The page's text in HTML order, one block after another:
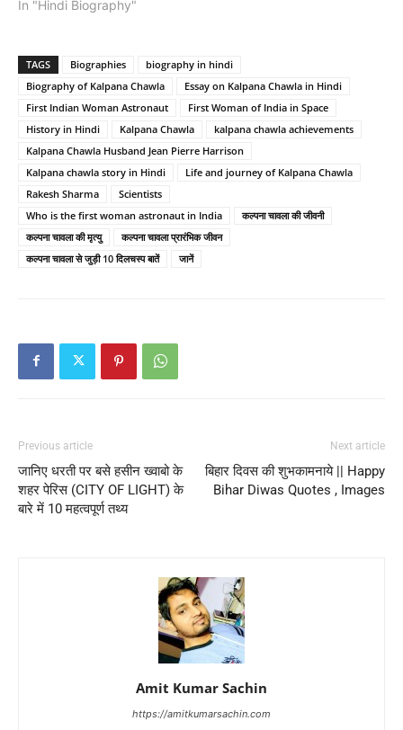
In "Hindi Biography"
TAGS Biographies
biography in hindi
Biography of Kalpana Chawla
Essay on Kalpana Chawla in Hindi
First Indian Woman Astronaut
First Woman of India in Space
History in Hindi
Kalpana Chawla
kalpana chawla achievements
Kalpana Chawla Husband Jean Pierre Harrison
Kalpana chawla story in Hindi
Life and journey of Kalpana Chawla
Rakesh Sharma
Scientists
Who is the first woman astronaut in India
कल्पना चावला की जीवनी
कल्पना चावला की मृत्यु
कल्पना चावला प्रारंभिक जीवन
कल्पना चावला से जुड़ी 10 दिलचस्प बातें
जानें
Previous article
जानिए धरती पर बसे हसीन ख्वाबो के
शहर पेरिस (CITY OF LIGHT) के
बारे में 10 महत्वपूर्ण तथ्य
Next article
बिहार दिवस की शुभकामनाये || Happy
Bihar Diwas Quotes , Images
Amit Kumar Sachin
https://amitkumarsachin.com